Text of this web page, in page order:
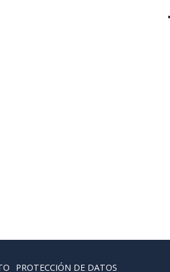
PROTECCIÓN DE DATOS